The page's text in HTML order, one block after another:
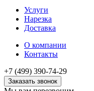
Услуги
Нарезка
Доставка
О компании
Контакты
+7 (499) 390-74-29
Заказать звонок